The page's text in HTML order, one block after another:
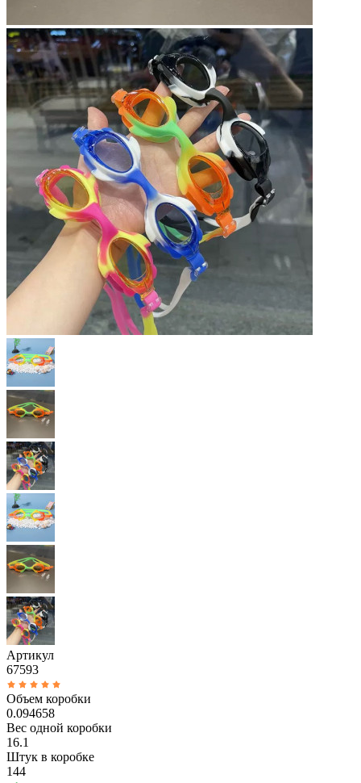
Артикул
67593
Объем коробки
0.094658
Вес одной коробки
16.1
Штук в коробке
144